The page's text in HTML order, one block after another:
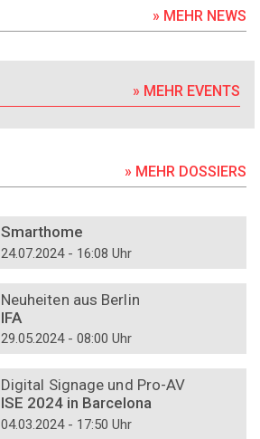
» MEHR NEWS
» MEHR EVENTS
» MEHR DOSSIERS
Smarthome
24.07.2024 - 16:08 Uhr
Neuheiten aus Berlin
IFA
29.05.2024 - 08:00 Uhr
Digital Signage und Pro-AV
ISE 2024 in Barcelona
04.03.2024 - 17:50 Uhr